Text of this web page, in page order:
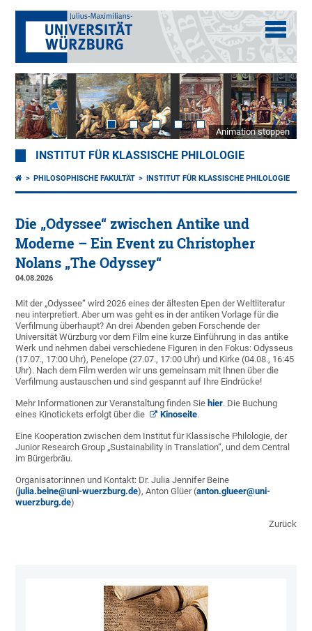
Animation stoppen
INSTITUT FÜR KLASSISCHE PHILOLOGIE
PHILOSOPHISCHE FAKULTÄT INSTITUT FÜR KLASSISCHE PHILOLOGIE
Die „Odyssee“ zwischen Antike und
Moderne – Ein Event zu Christopher
Nolans „The Odyssey“
04.08.2026
Mit der „Odyssee“ wird 2026 eines der ältesten Epen der Weltliteratur
neu interpretiert. Aber um was geht es in der antiken Vorlage für die
Verfilmung überhaupt? An drei Abenden geben Forschende der
Universität Würzburg vor dem Film eine kurze Einführung in das antike
Werk und nehmen dabei verschiedene Figuren in den Fokus: Odysseus
(17.07., 17:00 Uhr), Penelope (27.07., 17:00 Uhr) und Kirke (04.08., 16:45
Uhr). Nach dem Film werden wir uns gemeinsam mit Ihnen über die
Verfilmung austauschen und sind gespannt auf Ihre Eindrücke!
Mehr Informationen zur Veranstaltung finden Sie hier. Die Buchung
eines Kinotickets erfolgt über die
Kinoseite.
Eine Kooperation zwischen dem Institut für Klassische Philologie, der
Junior Research Group „Sustainability in Translation“, und dem Central
im Bürgerbräu.
Organisator:innen und Kontakt: Dr. Julia Jennifer Beine
(julia.beine@uni-wuerzburg.de), Anton Glüer (anton.glueer@uni-
wuerzburg.de)
Zurück